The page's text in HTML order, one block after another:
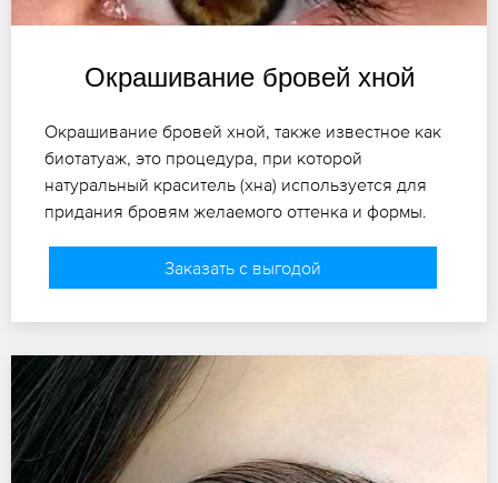
Окрашивание бровей хной
Окрашивание бровей хной, также известное как
биотатуаж, это процедура, при которой
натуральный краситель (хна) используется для
придания бровям желаемого оттенка и формы.
Заказать с выгодой